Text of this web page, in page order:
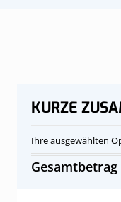
KURZE
Ihre ausgewählten
aus
Auf
Vorrat
Gesamtbetrag